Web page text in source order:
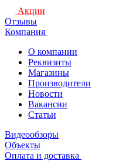
Акции
Отзывы
Компания
О компании
Реквизиты
Магазины
Производители
Новости
Вакансии
Статьи
Видеообзоры
Объекты
Оплата и доставка